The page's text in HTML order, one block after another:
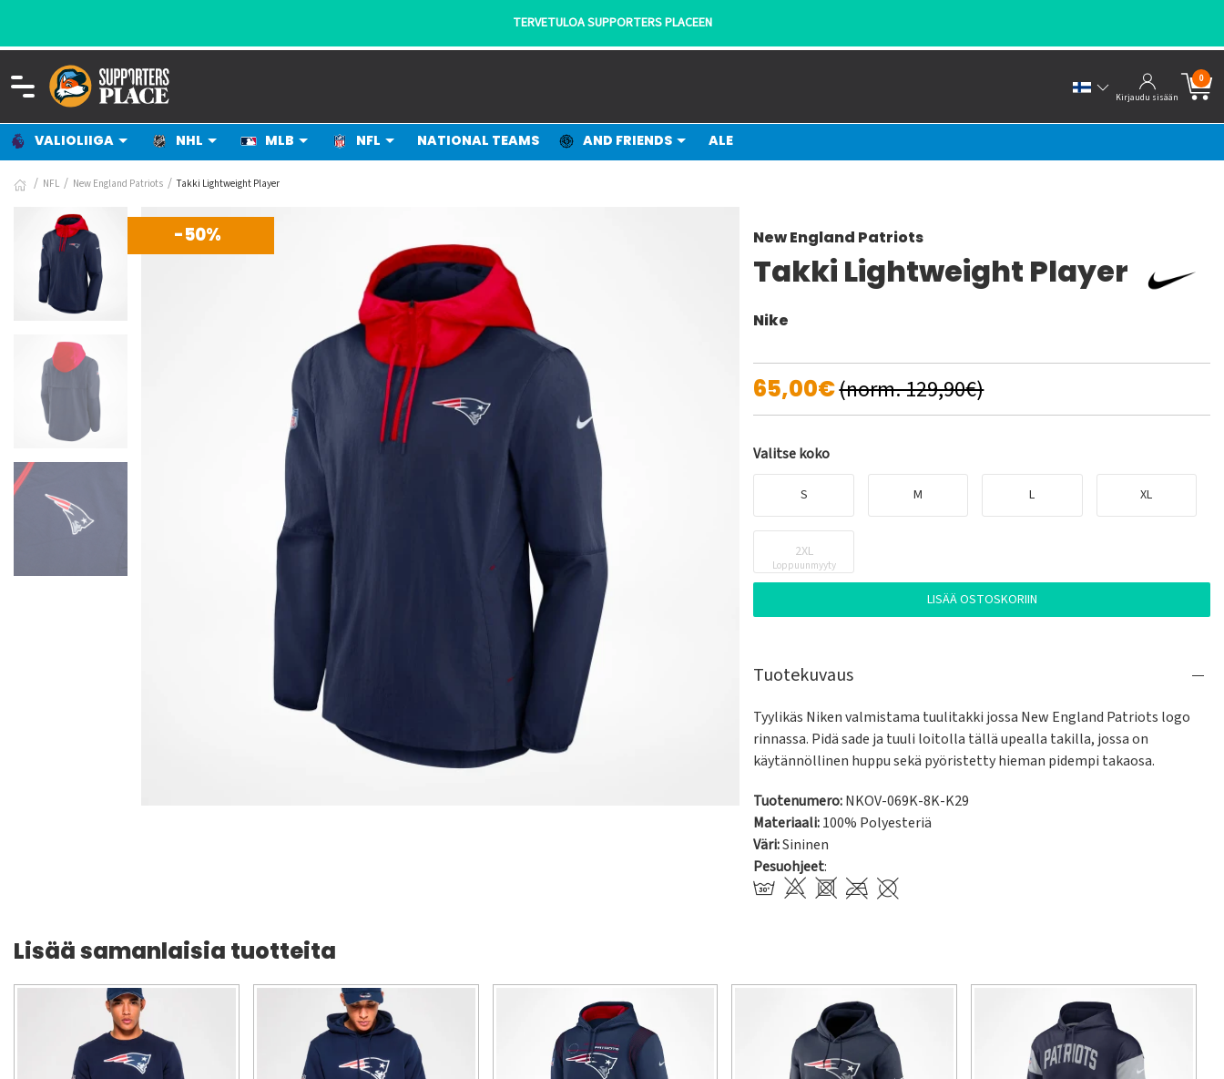
TERVETULOA SUPPORTERS PLACEEN
Kirjaudu sisään
0
VALIOLIIGA NHL MLB NFL NATIONAL TEAMS AND FRIENDS ALE
NFL New England Patriots Takki Lightweight Player
-50% New England Patriots
Takki Lightweight Player
Nike
65,00€(norm. 129,90€)
Valitse koko
S M L XL
2XL
Loppuunmyyty
LISÄÄ OSTOSKORIIN
Tuotekuvaus
Tyylikäs Niken valmistama tuulitakki jossa New England Patriots logo
rinnassa. Pidä sade ja tuuli loitolla tällä upealla takilla, jossa on
käytännöllinen huppu sekä pyöristetty hieman pidempi takaosa.
Tuotenumero:NKOV-069K-8K-K29
Materiaali:100% Polyesteriä
Väri:Sininen
Pesuohjeet:
Lisää samanlaisia tuotteita